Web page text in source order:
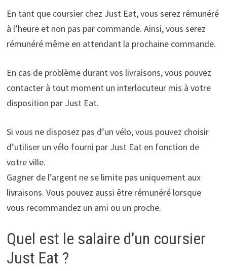
En tant que coursier chez Just Eat, vous serez rémunéré
à l’heure et non pas par commande. Ainsi, vous serez
rémunéré même en attendant la prochaine commande.
En cas de problème durant vos livraisons, vous pouvez
contacter à tout moment un interlocuteur mis à votre
disposition par Just Eat.
Si vous ne disposez pas d’un vélo, vous pouvez choisir
d’utiliser un vélo fourni par Just Eat en fonction de
votre ville.
Gagner de l’argent ne se limite pas uniquement aux
livraisons. Vous pouvez aussi être rémunéré lorsque
vous recommandez un ami ou un proche.
Quel est le salaire d’un coursier
Just Eat ?